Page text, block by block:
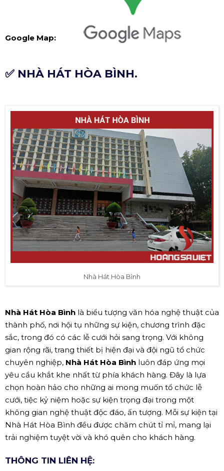
Google Map:
✅ NHÀ HÁT HÒA BÌNH.
Nhà Hát Hòa Bình
Nhà Hát Hòa Bình là biểu tượng văn hóa nghệ thuật của
thành phố, nơi hội tụ những sự kiện, chương trình đặc
sắc, trong đó có các lễ cưới hỏi sang trọng. Với không
gian rộng rãi, trang thiết bị hiện đại và đội ngũ tổ chức
chuyên nghiệp, Nhà Hát Hòa Bình luôn đáp ứng mọi
yêu cầu khắt khe nhất từ phía khách hàng. Đây là lựa
chọn hoàn hảo cho những ai mong muốn tổ chức lễ
cưới, tiệc kỷ niệm hoặc sự kiện trọng đại trong một
không gian nghệ thuật độc đáo, ấn tượng. Mỗi sự kiện tại
Nhà Hát Hòa Bình đều được chăm chút tỉ mỉ, mang lại
trải nghiệm tuyệt vời và khó quên cho khách hàng.
THÔNG TIN LIÊN HỆ: